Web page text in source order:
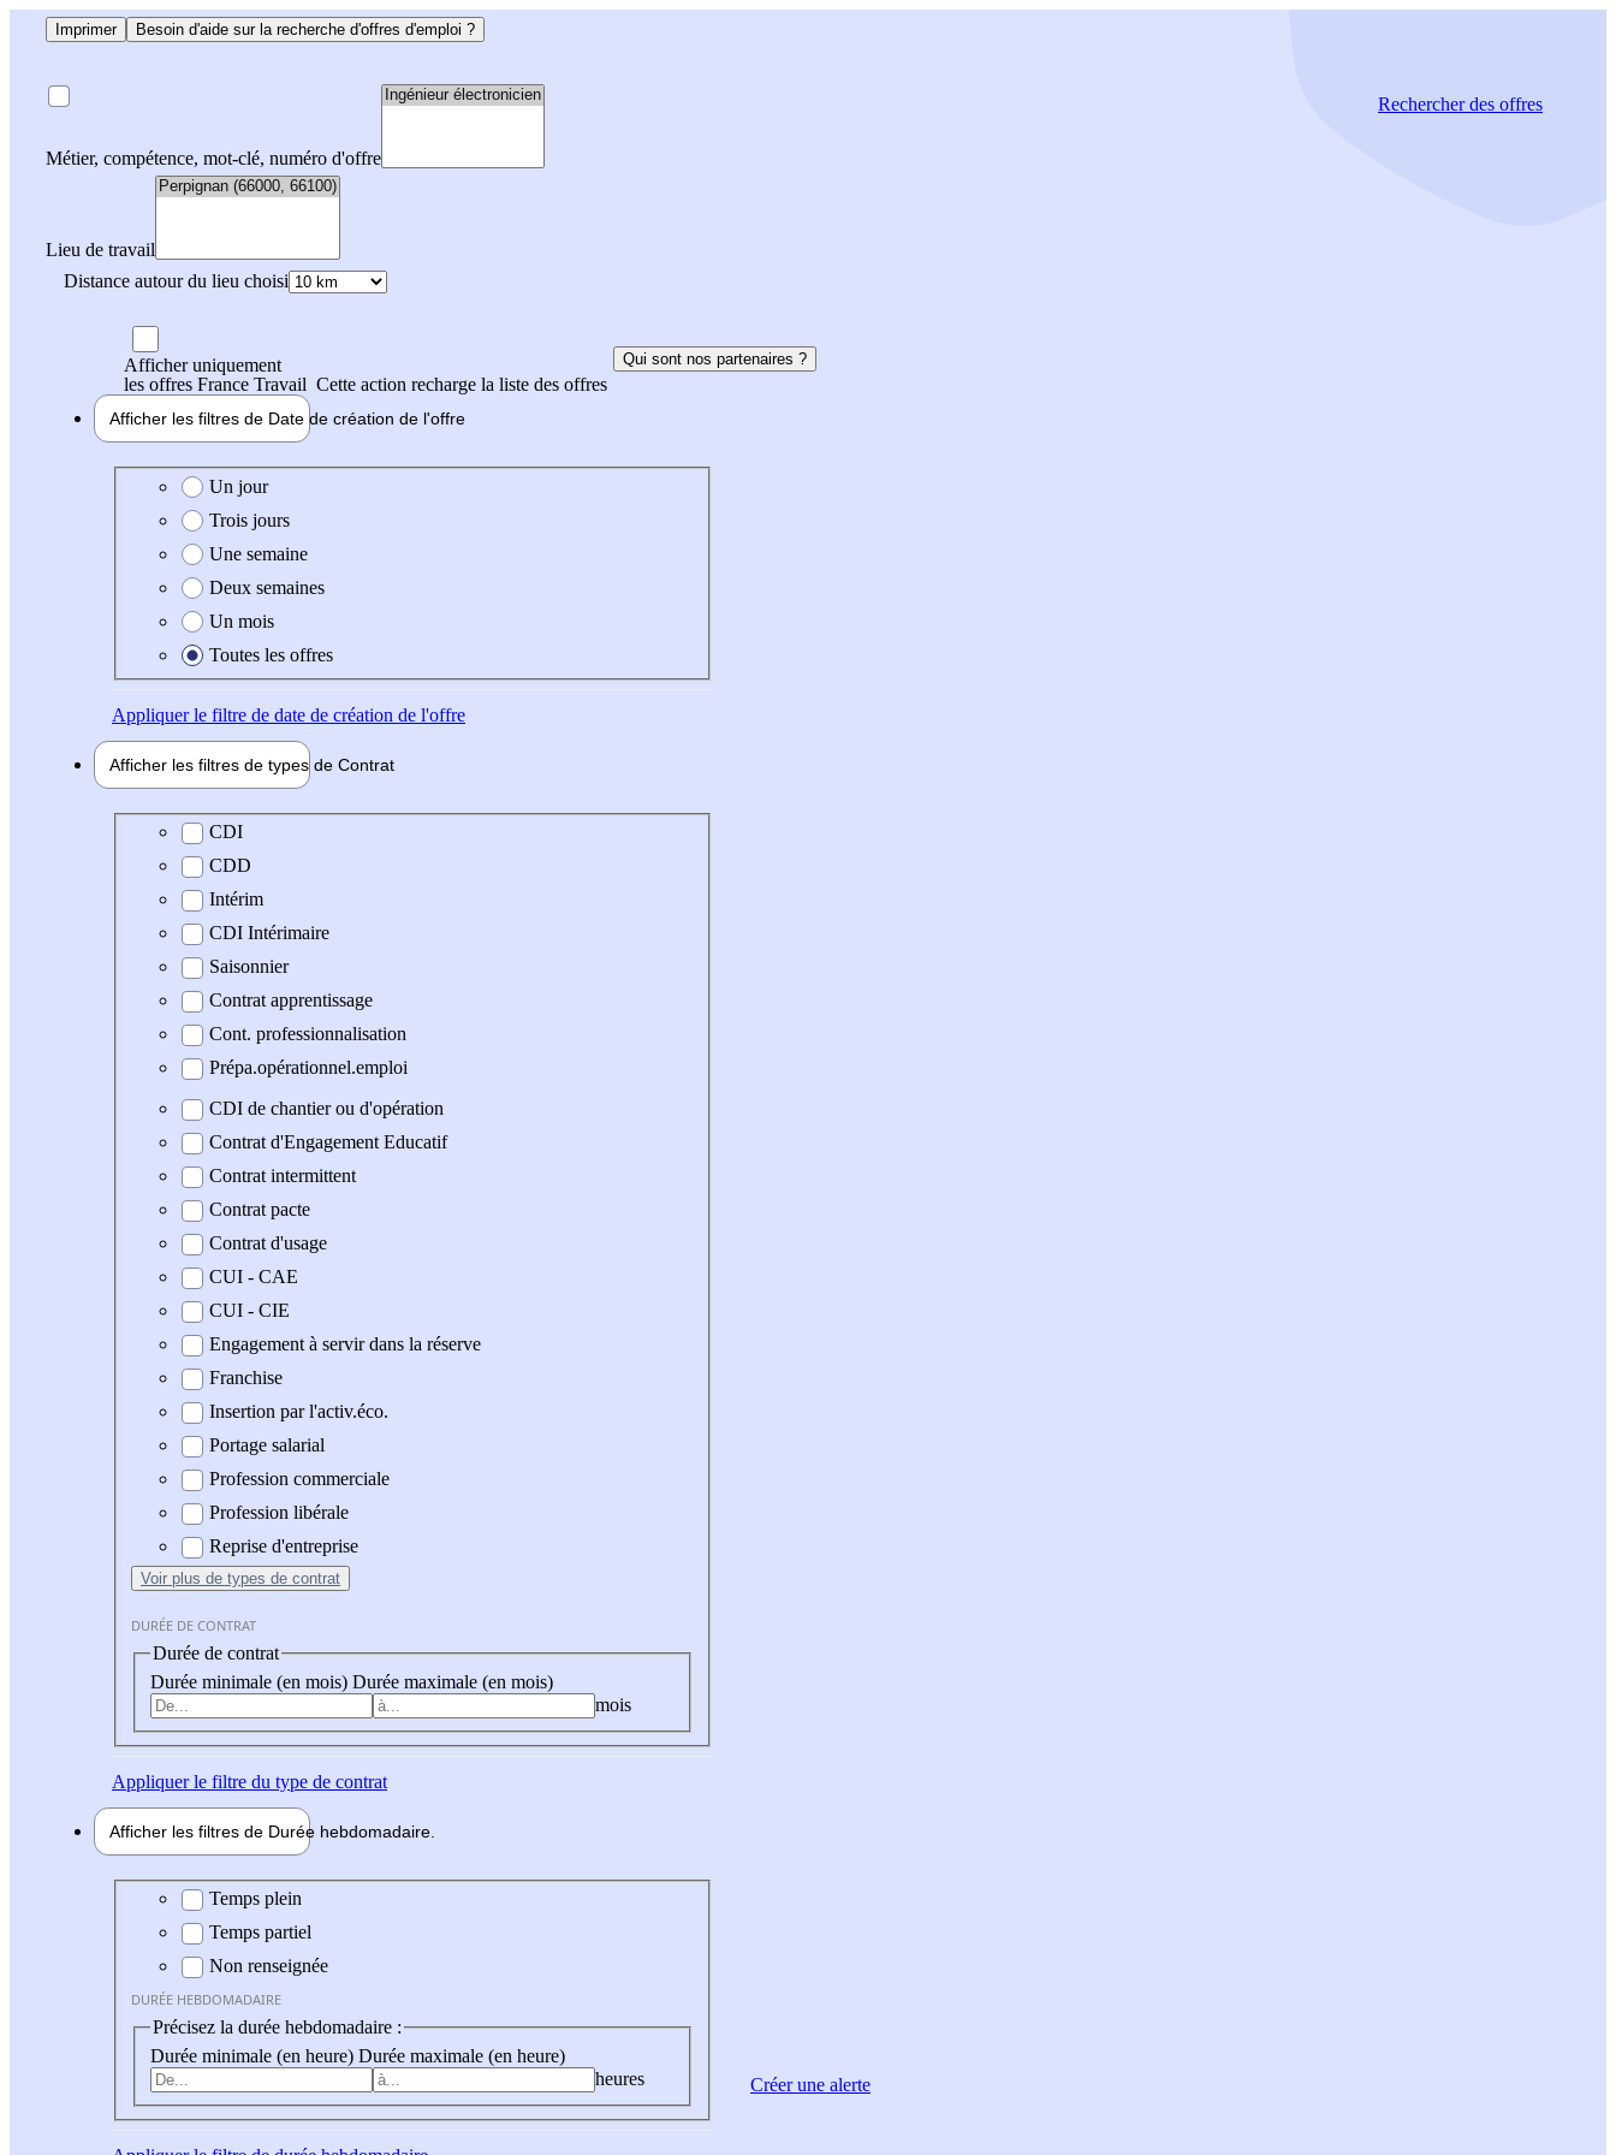
Imprimer Besoin d'aide sur la recherche d'offres d'emploi ?
Métier, compétence, mot-clé, numéro d'offre
Lieu de travail
Distance autour du lieu choisi
Rechercherdes offres
Afficher uniquement
les offres France Travail Cette action recharge la liste des offres
Qui sont nos partenaires ?
Afficher les filtres de Date de création de l'offre
Date de création de l'offre
Un jour
Trois jours
Une semaine
Deux semaines
Un mois
Toutes les offres
Appliquerle filtre de date de création de l'offre
Afficher les filtres de types de Contrat
Type de contrat
CDI
CDD
Intérim
CDI Intérimaire
Saisonnier
Contrat apprentissage
Cont. professionnalisation
Prépa.opérationnel.emploi
CDI de chantier ou d'opération
Contrat d'Engagement Educatif
Contrat intermittent
Contrat pacte
Contrat d'usage
CUI - CAE
CUI - CIE
Engagement à servir dans la réserve
Franchise
Insertion par l'activ.éco.
Portage salarial
Profession commerciale
Profession libérale
Reprise d'entreprise
Voir plus de types de contrat
DURÉE DE CONTRAT
Durée de contrat
Durée minimale (en mois) Durée maximale (en mois)
mois
Appliquerle filtre du type de contrat
Afficher les filtres de Durée hebdomadaire
Durée hebdomadaire
Temps plein
Temps partiel
Non renseignée
DURÉE HEBDOMADAIRE
Précisez la durée hebdomadaire :
Durée minimale (en heure) Durée maximale (en heure)
heures
Créer une alerte